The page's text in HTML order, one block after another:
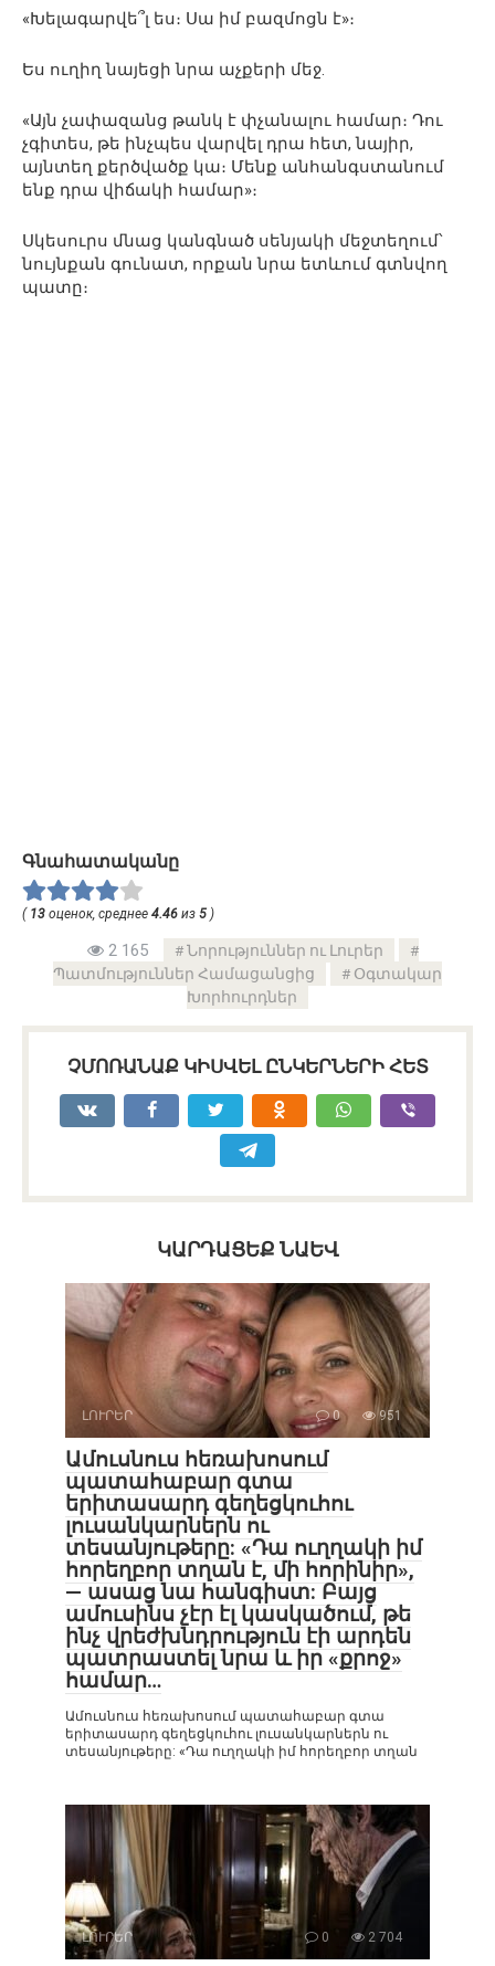
«Խելագարվե՞լ ես։ Սա իմ բազմոցն է»։
Ես ուղիղ նայեցի նրա աչքերի մեջ.
«Այն չափազանց թանկ է փչանալու համար։ Դու
չգիտես, թե ինչպես վարվել դրա հետ, նայիր,
այնտեղ քերծվածք կա։ Մենք անհանգստանում
ենք դրա վիճակի համար»։
Սկեսուրս մնաց կանգնած սենյակի մեջտեղում՝
նույնքան գունատ, որքան նրա ետևում գտնվող
պատը։
Գնահատականը
( 13 оценок, среднее 4.46 из 5 )
2 165
Նորություններ ու Լուրեր
Պատմություններ Համացանցից
Օգտակար
Խորհուրդներ
ՉՄՈՌԱՆԱՔ ԿԻՍՎԵԼ ԸՆԿԵՐՆԵՐԻ ՀԵՏ
ԿԱՐԴԱՑԵՔ ՆԱԵՎ
ԼՈՒՐԵՐ 0 951
Ամուսնուս հեռախոսում
պատահաբար գտա
երիտասարդ գեղեցկուհու
լուսանկարներն ու
տեսանյութերը: «Դա ուղղակի իմ
հորեղբոր տղան է, մի հորինիր»,
— ասաց նա հանգիստ: Բայց
ամուսինս չէր էլ կասկածում, թե
ինչ վրեժխնդրություն էի արդեն
պատրաստել նրա և իր «քրոջ»
համար…
Ամուսնուս հեռախոսում պատահաբար գտա
երիտասարդ գեղեցկուհու լուսանկարներն ու
տեսանյութերը: «Դա ուղղակի իմ հորեղբոր տղան
ԼՈՒՐԵՐ 0 2 704